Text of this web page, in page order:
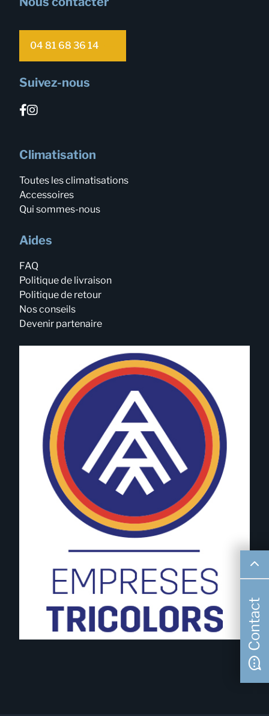
04 81 68 36 14
Suivez-nous
Climatisation
Toutes les climatisations
Accessoires
Qui sommes-nous
Aides
FAQ
Politique de livraison
Politique de retour
Nos conseils
Devenir partenaire
Contact